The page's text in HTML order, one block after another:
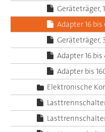
Geräteträger,
Adapter 16 bis
Geräteträger,
Adapter 16 bis
Adapter bis
Elektronische